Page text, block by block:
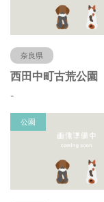
奈良県
-
公園